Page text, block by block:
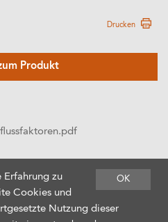
Drucken
Produkt
OK
Erfahrung zu
Cookies und
Nutzung dieser